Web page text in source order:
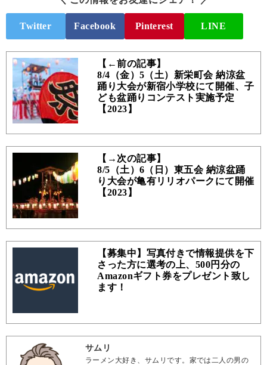
Twitter Facebook Pinterest LINE
【←前の記事】
8/4（金）5（土）新栄町会 納涼盆
踊り大会が新宿小学校にて開催、子
ども盆踊りコンテスト実施予定
【2023】
【→次の記事】
8/5（土）6（日）東五会 納涼盆踊
り大会が亀有リリオパークにて開催
【2023】
【募集中】写真付きで情報提供を下
さった方に選考の上、500円分の
Amazonギフト券をプレゼント致し
ます！
サムリ
ラーメン大好き、サムリです。家では二人の男の